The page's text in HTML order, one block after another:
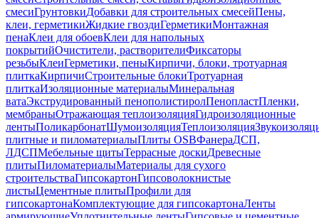
смесиГрунтовкиДобавки для строительных смесейПены,
клеи, герметикиЖидкие гвоздиГерметикиМонтажная
пенаКлеи для обоевКлеи для напольных
покрытийОчистители, растворителиФиксаторы
резьбыКлеиГерметики, пеныКирпичи, блоки, тротуарная
плиткаКирпичиСтроительные блокиТротуарная
плиткаИзоляционные материалыМинеральная
ватаЭкструдированный пенополистиролПенопластПленки,
мембраныОтражающая теплоизоляцияГидроизоляционные
лентыПоликарбонатШумоизоляцияТеплоизоляция
плитные и пиломатериалыПлиты OSBФанераДСП,
ЛДСПМебельные щитыТеррасные доскиДревесные
плитыПиломатериалыМатериалы для сухого
строительстваГипсокартонГипсоволокнистые
листыЦементные плитыПрофили для
гипсокартонаКомплектующие для гипсокартонаЛенты